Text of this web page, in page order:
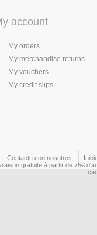
account
My orders
My merchandise returns
My vouchers
My credit slips
Contacte con nosotros
gratuite à partir de 75€